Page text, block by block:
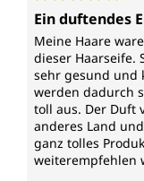
Ein duftendes
Meine Haare
dieser Haarseife.
sehr gesund und
werden dadurch
toll aus. Der Duft
anderes Land
ganz tolles
weiterempfehlen